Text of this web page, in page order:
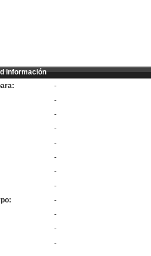
información
-
-
-
-
-
-
-
-
-
-
-
-